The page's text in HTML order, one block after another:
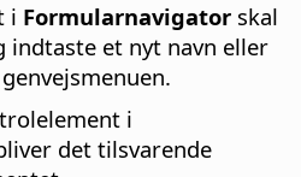
i Formularnavigator skal
indtaste et nyt navn eller
i
det tilsvarende